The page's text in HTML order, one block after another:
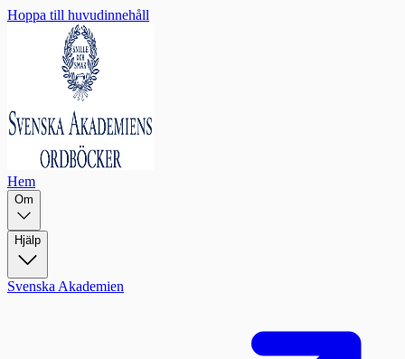
Hoppa till huvudinnehåll
Hem
Om
Hjälp
Svenska Akademien